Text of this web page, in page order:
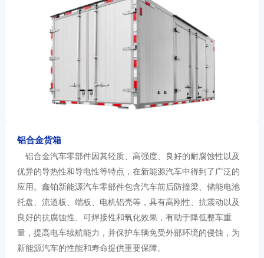
铝合金货箱
铝合金汽车零部件因其轻质、高强度、良好的耐腐蚀性以及
优异的导热性和导电性等特点，在新能源汽车中得到了广泛的
应用。 鑫铂新能源汽车零部件包含汽车前后防撞梁、储能电池
托盘、流道板、端板、电机铝壳等， 具有高刚性、抗震动 以及
良好的抗腐蚀性、可焊接性和氧化效果 ， 有助于降低整车重
量，提高电车续航能力，并保护车辆免受外部环境的侵蚀 ， 为
新能源汽车的性能和寿命提供重要保障。